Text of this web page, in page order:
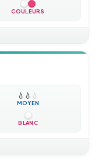
COULEURS
💧 💧 💧
MOYEN
BLANC